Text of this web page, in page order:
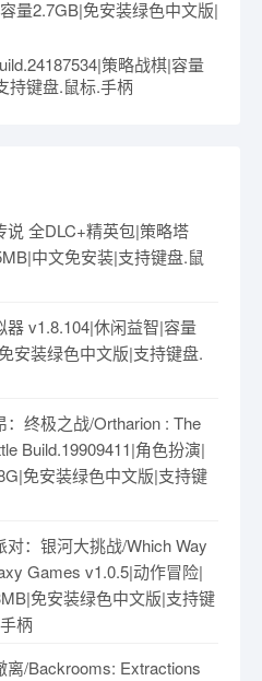
量2.7GB|免安装绿色中文版|
策略战棋|容量
持键盘.鼠标.手柄
说 全DLC+精英包|策略塔
中文免安装|支持键盘.鼠
器 v1.8.104|休闲益智|容量
安装绿色中文版|支持键盘.
：终极之战/Ortharion : The
Build.19909411|角色扮演|
免安装绿色中文版|支持键
对：银河大挑战/Which Way
Games v1.0.5|动作冒险|
免安装绿色中文版|支持键
柄
离/Backrooms: Extractions